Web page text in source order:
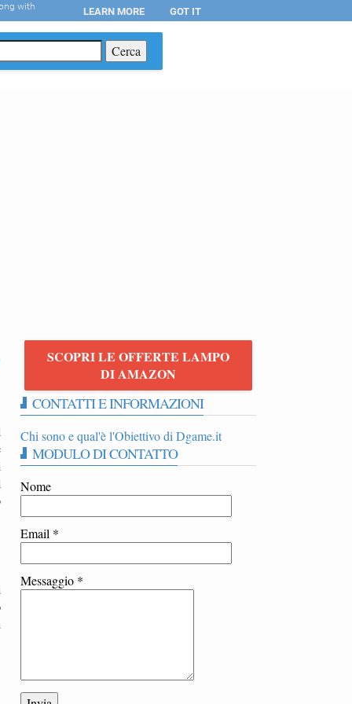
SCOPRI LE OFFERTE LAMPO
DI AMAZON
CONTATTI E INFORMAZIONI
Chi sono e qual'è l'Obiettivo di Dgame.it
MODULO DI CONTATTO
Nome
Email *
Messaggio *
with LEARN MORE GOT IT